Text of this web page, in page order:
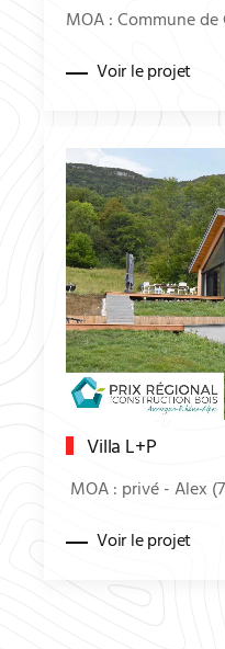
MOA : Commune
Voir le projet
Villa L+P
MOA : privé - Alex
Voir le projet